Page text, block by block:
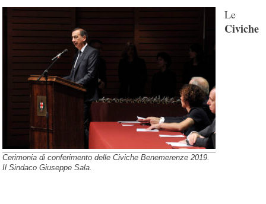
Cerimonia di conferimento delle Civiche Benemerenze 2019.
Il Sindaco Giuseppe Sala.
Le
Civiche